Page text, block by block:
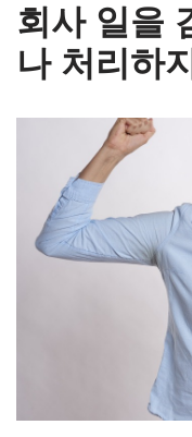
회사 일을
나 처리하